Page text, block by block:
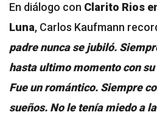
En diálogo con Clarito Rios
Luna, Carlos Kaufmann
padre nunca se jubiló.
hasta ultimo momento con
Fue un romántico. Siempre
sueños. No le tenía miedo a